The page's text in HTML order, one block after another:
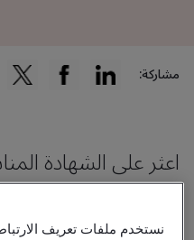
مشاركة:
اعثر على الشهادة
نستخدم ملفات تعريف